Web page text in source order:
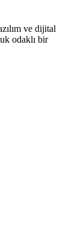
ve dijital
odaklı bir